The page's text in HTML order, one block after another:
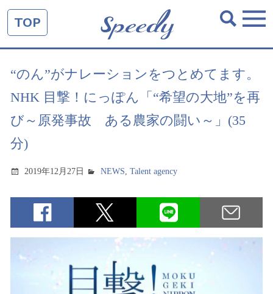
TOP
“のん”がナレーションをつとめてます。
NHK 目撃！にっぽん「“希望の大地”を再
び～原発事故 ある農家の闘い～」(35
分)
2019年12月27日 NEWS,Talent agency